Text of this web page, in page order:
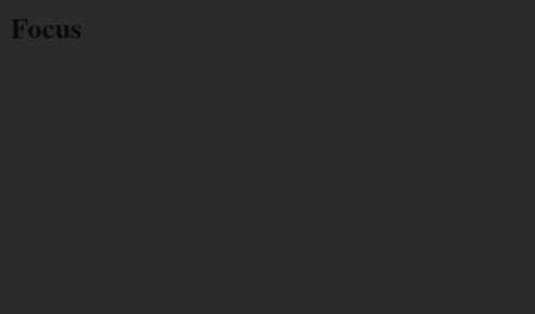
Focus